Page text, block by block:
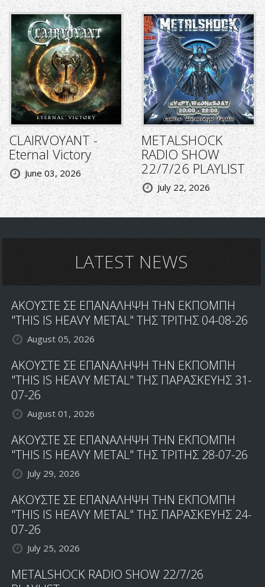
CLAIRVOYANT -
Eternal Victory
June 03, 2026
METALSHOCK
RADIO SHOW
22/7/26 PLAYLIST
July 22, 2026
LATEST NEWS
ΑΚΟΥΣΤΕ ΣΕ ΕΠΑΝΑΛΗΨΗ ΤΗΝ ΕΚΠΟΜΠΗ
"THIS IS HEAVY METAL" ΤΗΣ ΤΡΙΤΗΣ 04-08-26
August 05, 2026
ΑΚΟΥΣΤΕ ΣΕ ΕΠΑΝΑΛΗΨΗ ΤΗΝ ΕΚΠΟΜΠΗ
"THIS IS HEAVY METAL" ΤΗΣ ΠΑΡΑΣΚΕΥΗΣ 31-
07-26
August 01, 2026
ΑΚΟΥΣΤΕ ΣΕ ΕΠΑΝΑΛΗΨΗ ΤΗΝ ΕΚΠΟΜΠΗ
"THIS IS HEAVY METAL" ΤΗΣ ΤΡΙΤΗΣ 28-07-26
July 29, 2026
ΑΚΟΥΣΤΕ ΣΕ ΕΠΑΝΑΛΗΨΗ ΤΗΝ ΕΚΠΟΜΠΗ
"THIS IS HEAVY METAL" ΤΗΣ ΠΑΡΑΣΚΕΥΗΣ 24-
07-26
July 25, 2026
METALSHOCK RADIO SHOW 22/7/26